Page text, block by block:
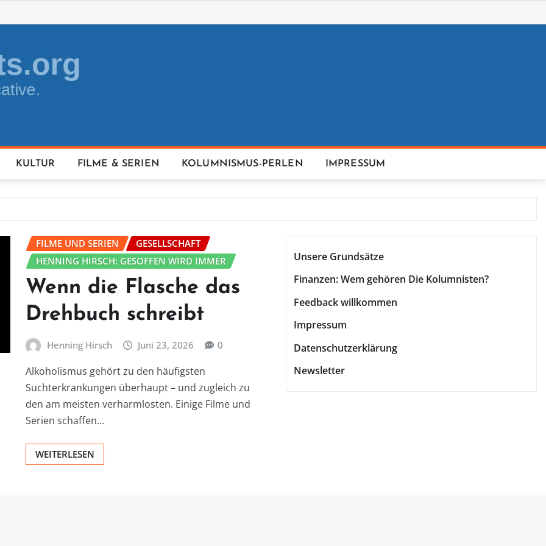
KULTUR FILME & SERIEN KOLUMNISMUS-PERLEN IMPRESSUM
FILME UND SERIEN
GESELLSCHAFT
HENNING HIRSCH: GESOFFEN WIRD IMMER
Wenn die Flasche das
Drehbuch schreibt
Henning Hirsch Juni 23, 2026 0
Alkoholismus gehört zu den häufigsten
Suchterkrankungen überhaupt – und zugleich zu
den am meisten verharmlosten. Einige Filme und
Serien schaffen…
WEITERLESEN
Unsere Grundsätze
Finanzen: Wem gehören Die Kolumnisten?
Feedback willkommen
Impressum
Datenschutzerklärung
Newsletter